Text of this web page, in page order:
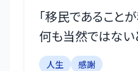
「移民であること
何も当然ではない
人生 感謝